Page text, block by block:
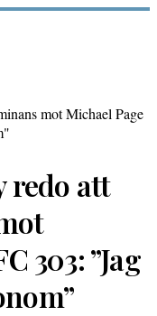
redo att
303: ”Jag